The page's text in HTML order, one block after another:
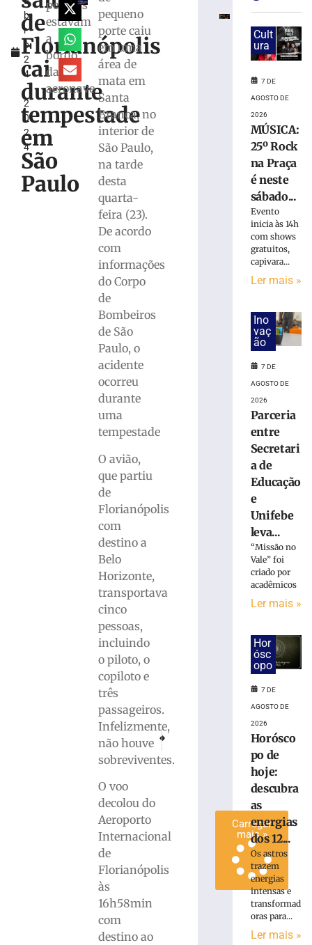
b
r
o
2
4
,
2
0
2
4
de
Florianópolis
cai
durante
tempestade
em
São
Paulo
pessoas
estavam
a
bordo
da
aeronave
pequeno
porte caiu
em uma
área de
mata em
Santa
Branca, no
interior de
São Paulo,
na tarde
desta
quarta-
feira (23).
De acordo
com
informações
do Corpo
de
Bombeiros
de São
Paulo, o
acidente
ocorreu
durante
uma
tempestade
O avião,
que partiu
de
Florianópolis
com
destino a
Belo
Horizonte,
transportava
cinco
pessoas,
incluindo
o piloto, o
copiloto e
três
passageiros.
Infelizmente,
não houve
sobreviventes.
O voo
decolou do
Aeroporto
Internacional
de
Florianópolis
às
16h58min
com
destino ao
Mega-Sena sorteia nesta quinta-
PRÓXIMO
Secretaria de Obras divulga relação de
mobiliza
GTB
Princípio
incêndio
máquina
mobiliza
Bombeiros,
Brusque
Trabalhador
terceirizado
queda
Administrativo
Havan
Brusque
Carregar
mais »
Cult
ura
7 DE
AGOSTO DE
2026
MÚSICA:
25º Rock
na Praça
é neste
sábado...
Evento
inicia às 14h
com shows
gratuitos,
capivara...
Ler mais »
Ino
vaç
ão
7 DE
AGOSTO DE
2026
Parceria
entre
Secretari
a de
Educação
e
Unifebe
leva...
“Missão no
Vale” foi
criado por
acadêmicos
Ler mais »
Hor
ósc
opo
7 DE
AGOSTO DE
2026
Horósco
po de
hoje:
descubra
as
energias
dos 12...
Os astros
trazem
energias
intensas e
transformad
oras para...
Ler mais »